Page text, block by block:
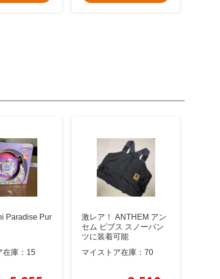
Paradise Pur
庫： 15
激レア！ ANTHEM アン
セム ビブス スノーパン
ツに装着可能
マイストア在庫： 70